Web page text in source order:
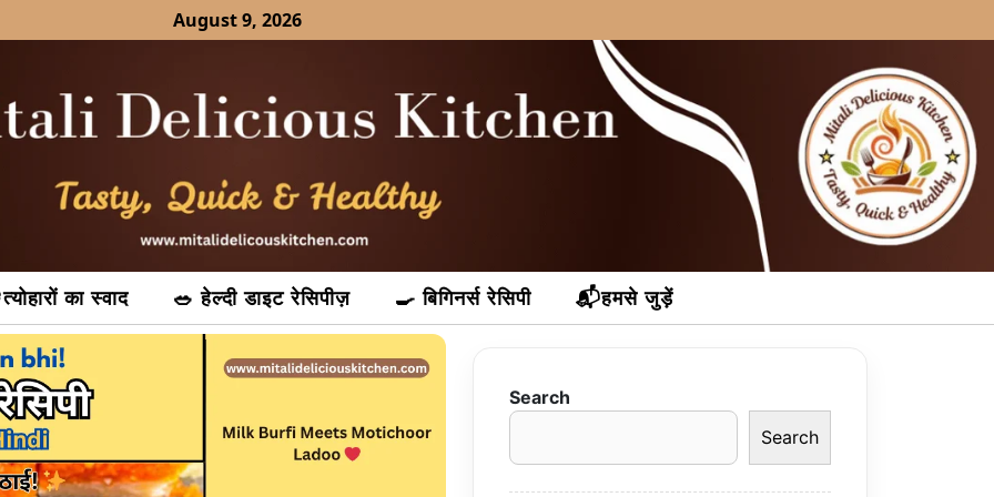
August 9, 2026
का स्वाद 🥗 हेल्दी डाइट रेसिपीज़ 🍳 बिगिनर्स रेसिपी 📬हमसे जुड़ें
Search
Search